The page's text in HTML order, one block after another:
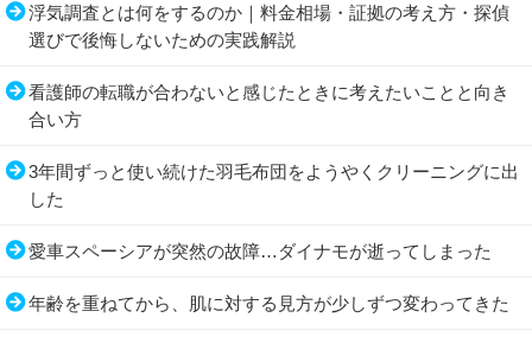
浮気調査とは何をするのか｜料金相場・証拠の考え方・探偵
選びで後悔しないための実践解説
看護師の転職が合わないと感じたときに考えたいことと向き
合い方
3年間ずっと使い続けた羽毛布団をようやくクリーニングに出
した
愛車スペーシアが突然の故障…ダイナモが逝ってしまった
年齢を重ねてから、肌に対する見方が少しずつ変わってきた